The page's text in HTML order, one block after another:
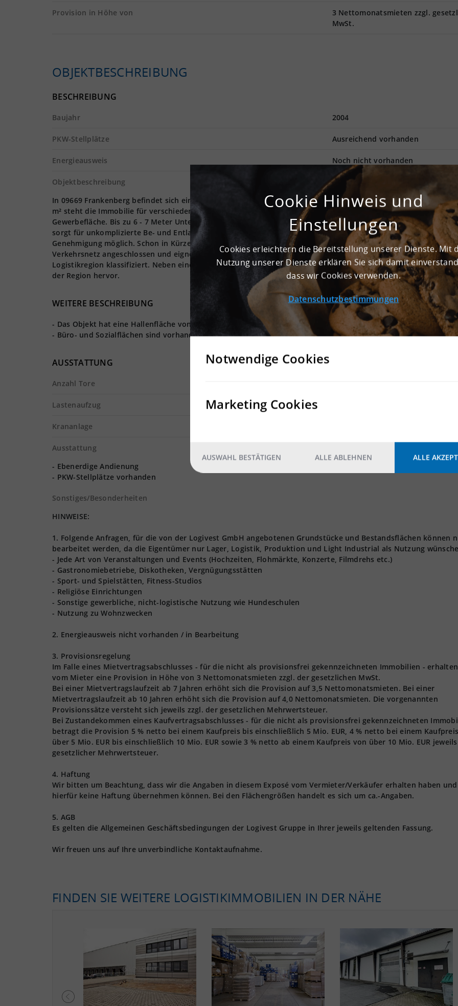
Provision in Höhe von
3 Nettomonatsmieten zzgl.
MwSt.
OBJEKTBESCHREIBUNG
BESCHREIBUNG
Baujahr 2004
PKW-Stellplätze Ausreichend vorhanden
Energieausweis Noch nicht vorhanden
Objektbeschreibung
In 09669 Frankenberg befindet sich eine Gewerbehalle mit weitläufigem Grundstück. Mit reiner Lagerfläche von
m² steht die Immobilie für verschiedenste Logistikprozesse bereit. Die Logistikimmobilien bietet insgesamt
Gewerbefläche. Bis zu 6 - 7 Meter Unterkante Binder sind in den Hallen nutzbar. Ein durchdachtes
sorgt für unkomplizierte Be- und Entladungen Ihrer Lieferungen. Der pausenlose Betrieb ist durch eine 24/7-
Genehmigung möglich. Schon in Kürze steht das Objekt zur Verfügung. Der Standort in Frankenberg ist gut an
Verkehrsnetz angeschlossen und eignet sich daher perfekt für Logistikunternehmen. Der Standort ist als Top-
Logistikregion klassifiziert. Neben einem günstigen Mietpreis stechen vor allem die erschwinglichen
der Region hervor.
WEITERE BESCHREIBUNG
- Das Objekt hat eine Hallenfläche von ca. 2.500 m² und ist für Lagerung und Produktion geeignet.
- Büro- und Sozialflächen sind vorhanden.
AUSSTATTUNG
Anzahl Tore
Lastenaufzug
Krananlage
Ausstattung
- Ebenerdige Andienung
- PKW-Stellplätze vorhanden
Sonstiges/Besonderheiten
HINWEISE:
1. Folgende Anfragen, für die von der Logivest GmbH angebotenen Grundstücke und Bestandsflächen können
bearbeitet werden, da die Eigentümer nur Lager, Logistik, Produktion und Light Industrial als Nutzung
- Jede Art von Veranstaltungen und Events (Hochzeiten, Flohmärkte, Konzerte, Filmdrehs etc.)
- Gastronomiebetriebe, Diskotheken, Vergnügungsstätten
- Sport- und Spielstätten, Fitness-Studios
- Religiöse Einrichtungen
- Sonstige gewerbliche, nicht-logistische Nutzung wie Hundeschulen
- Nutzung zu Wohnzwecken
2. Energieausweis nicht vorhanden / in Bearbeitung
3. Provisionsregelung
Im Falle eines Mietvertragsabschlusses - für die nicht als provisionsfrei gekennzeichneten Immobilien -
vom Mieter eine Provision in Höhe von 3 Nettomonatsmieten zzgl. der gesetzlichen MwSt.
Bei einer Mietvertragslaufzeit ab 7 Jahren erhöht sich die Provision auf 3,5 Nettomonatsmieten. Bei einer
Mietvertragslaufzeit ab 10 Jahren erhöht sich die Provision auf 4,0 Nettomonatsmieten. Die vorgenannten
Provisionssätze versteht sich jeweils zzgl. der gesetzlichen Mehrwertsteuer.
Bei Zustandekommen eines Kaufvertragsabschlusses - für die nicht als provisionsfrei gekennzeichneten
betragt die Provision 5 % netto bei einem Kaufpreis bis einschließlich 5 Mio. EUR, 4 % netto bei einem
über 5 Mio. EUR bis einschließlich 10 Mio. EUR sowie 3 % netto ab einem Kaufpreis von über 10 Mio. EUR
gesetzlicher Mehrwertsteuer.
4. Haftung
Wir bitten um Beachtung, dass wir die Angaben in diesem Exposé vom Vermieter/Verkäufer erhalten haben und
hierfür keine Haftung übernehmen können. Bei den Flächengrößen handelt es sich um ca.-Angaben.
5. AGB
Es gelten die Allgemeinen Geschäftsbedingungen der Logivest Gruppe in Ihrer jeweils geltenden Fassung.
Wir freuen uns auf Ihre unverbindliche Kontaktaufnahme.
FINDEN SIE WEITERE LOGISTIKIMMOBILIEN IN DER NÄHE
Cookie Hinweis und
Einstellungen
Cookies erleichtern die Bereitstellung unserer Dienste. Mit
Nutzung unserer Dienste erklären Sie sich damit
dass wir Cookies verwenden.
Datenschutzbestimmungen
Notwendige Cookies
Marketing Cookies
AUSWAHL BESTÄTIGEN ALLE ABLEHNEN ALLE